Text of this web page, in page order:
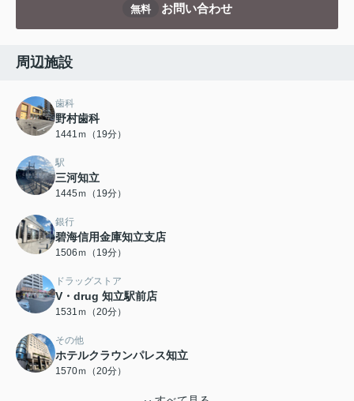
無料 お問い合わせ
周辺施設
歯科
野村歯科
1441ｍ（19分）
駅
三河知立
1445ｍ（19分）
銀行
碧海信用金庫知立支店
1506ｍ（19分）
ドラッグストア
V・drug 知立駅前店
1531ｍ（20分）
その他
ホテルクラウンパレス知立
1570ｍ（20分）